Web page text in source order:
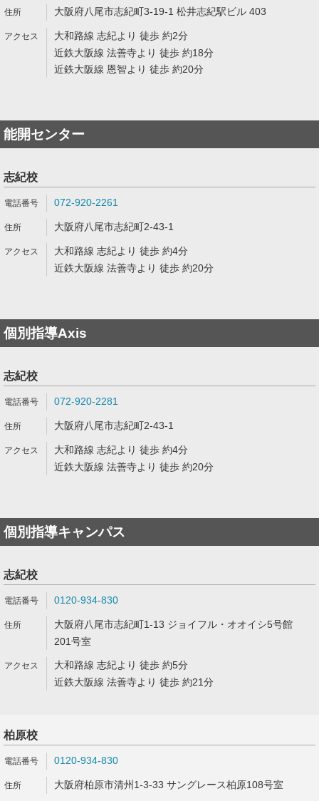
大阪府八尾市志紀町3-19-1 松井志紀駅ビル 403
大和路線 志紀より 徒歩 約2分
近鉄大阪線 法善寺より 徒歩 約18分
近鉄大阪線 恩智より 徒歩 約20分
能開センター
志紀校
072-920-2261
大阪府八尾市志紀町2-43-1
大和路線 志紀より 徒歩 約4分
近鉄大阪線 法善寺より 徒歩 約20分
個別指導Axis
志紀校
072-920-2281
大阪府八尾市志紀町2-43-1
大和路線 志紀より 徒歩 約4分
近鉄大阪線 法善寺より 徒歩 約20分
個別指導キャンパス
志紀校
0120-934-830
大阪府八尾市志紀町1-13 ジョイフル・オオイシ5号館
201号室
大和路線 志紀より 徒歩 約5分
近鉄大阪線 法善寺より 徒歩 約21分
柏原校
0120-934-830
大阪府柏原市清州1-3-33 サングレース柏原108号室